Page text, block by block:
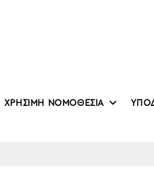
ΧΡΗΣΙΜΗ ΝΟΜΟΘΕΣΙΑ